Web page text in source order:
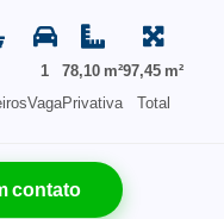
1
Vaga
78,10 m²
Privativa
97,45 m²
Total
contato